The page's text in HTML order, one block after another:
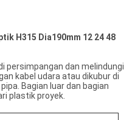
H315 Dia190mm 12 24 48
persimpangan dan melindungi
kabel udara atau dikubur di
Bagian luar dan bagian
plastik proyek.